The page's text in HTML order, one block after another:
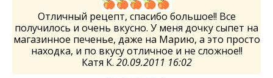
Отличный рецепт, спасибо большое!! Все
получилось и очень вкусно. У меня дочку сыпет на
магазинное печенье, даже на Марию, а это просто
находка, и по вкусу отличное и не сложное!!
Катя К. 20.09.2011 16:02